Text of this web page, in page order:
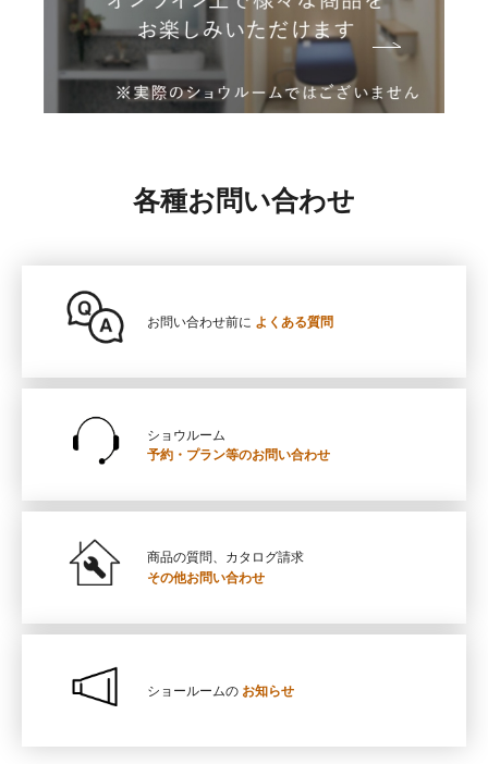
各種お問い合わせ
お問い合わせ前に よくある質問
ショウルーム
予約・プラン等のお問い合わせ
商品の質問、カタログ請求
その他お問い合わせ
ショールームの お知らせ